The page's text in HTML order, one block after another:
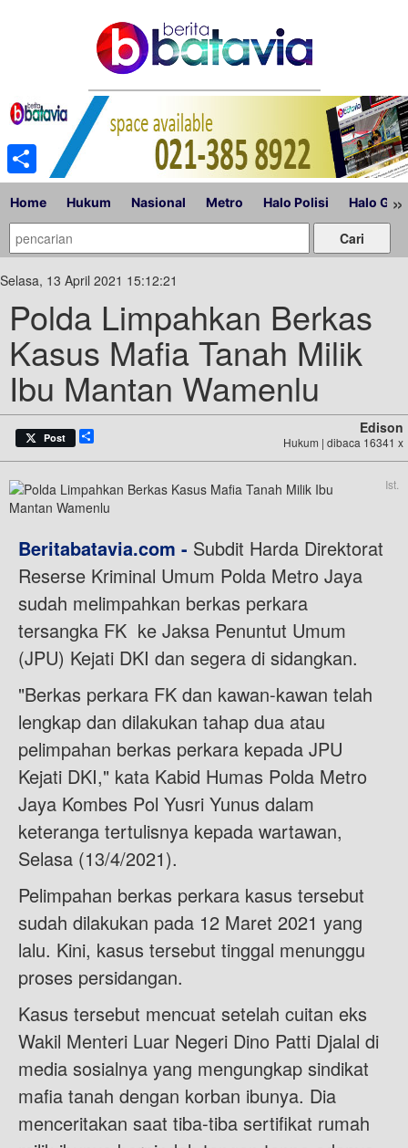
Home Hukum Nasional Metro Halo Polisi Halo »
Selasa, 13 April 2021 15:12:21
Polda Limpahkan Berkas
Kasus Mafia Tanah Milik
Ibu Mantan Wamenlu
Post
Edison
Hukum | dibaca 16341 x
Ist.
Beritabatavia.com - Subdit Harda Direktorat
Reserse Kriminal Umum Polda Metro Jaya
sudah melimpahkan berkas perkara
tersangka FK ke Jaksa Penuntut Umum
(JPU) Kejati DKI dan segera di sidangkan.
"Berkas perkara FK dan kawan-kawan telah
lengkap dan dilakukan tahap dua atau
pelimpahan berkas perkara kepada JPU
Kejati DKI," kata Kabid Humas Polda Metro
Jaya Kombes Pol Yusri Yunus dalam
keteranga tertulisnya kepada wartawan,
Selasa (13/4/2021).
Pelimpahan berkas perkara kasus tersebut
sudah dilakukan pada 12 Maret 2021 yang
lalu. Kini, kasus tersebut tinggal menunggu
proses persidangan.
Kasus tersebut mencuat setelah cuitan eks
Wakil Menteri Luar Negeri Dino Patti Djalal di
media sosialnya yang mengungkap sindikat
mafia tanah dengan korban ibunya. Dia
menceritakan saat tiba-tiba sertifikat rumah
Share